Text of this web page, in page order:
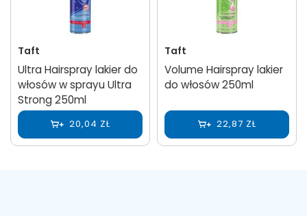
Taft
Ultra Hairspray lakier do
włosów w sprayu Ultra
Strong 250ml
20,04 ZŁ
Taft
Volume Hairspray lakier
do włosów 250ml
22,87 ZŁ